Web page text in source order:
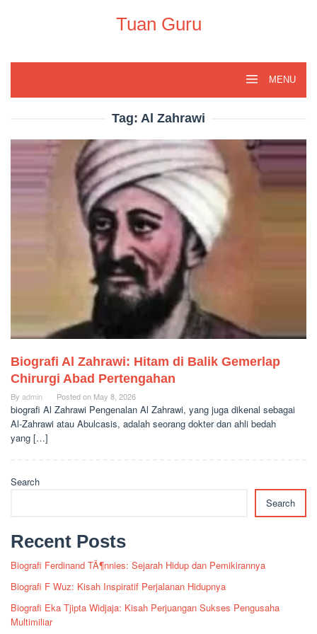
Tuan Guru
MENU
Tag: Al Zahrawi
Biografi Al Zahrawi: Hitam di Balik Gemerlap
Chirurgi Abad Pertengahan
By admin Posted on May 8, 2026
biografi Al Zahrawi Pengenalan Al Zahrawi, yang juga dikenal sebagai
Al-Zahrawi atau Abulcasis, adalah seorang dokter dan ahli bedah
yang […]
Search
Search
Recent Posts
Biografi Ferdinand TÃ¶nnies: Sejarah Hidup dan Pemikirannya
Biografi F Wuz: Kisah Inspiratif Perjalanan Hidupnya
Biografi Eka Tjipta Widjaja: Kisah Perjuangan Sukses Pengusaha
Multimiliar